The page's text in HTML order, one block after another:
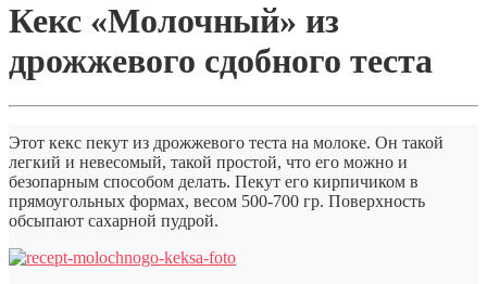
Кекс «Молочный» из
дрожжевого сдобного теста
Этот кекс пекут из дрожжевого теста на молоке. Он такой
легкий и невесомый, такой простой, что его можно и
безопарным способом делать. Пекут его кирпичиком в
прямоугольных формах, весом 500-700 гр. Поверхность
обсыпают сахарной пудрой.